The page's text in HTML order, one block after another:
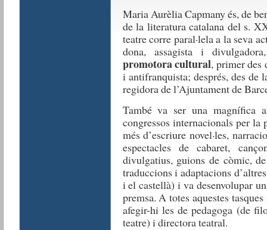
Maria Aurèlia Capmany és, de
de la literatura catalana del s.
teatre corre paral·lela a la seva
dona, assagista i
promotora cultural, primer des
i antifranquista; després, des
regidora de l’Ajuntament de
També va ser una magnífica
congressos internacionals per
més d’escriure novel·les,
espectacles de cabaret,
divulgatius, guions de còmic,
traduccions i adaptacions
i el castellà) i va desenvolupar
premsa. A totes aquestes
afegir-hi les de pedagoga (de
teatre) i directora teatral.